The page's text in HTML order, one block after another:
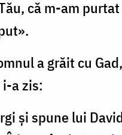
că m-am
a grăit cu
a zis:
şi spune lui